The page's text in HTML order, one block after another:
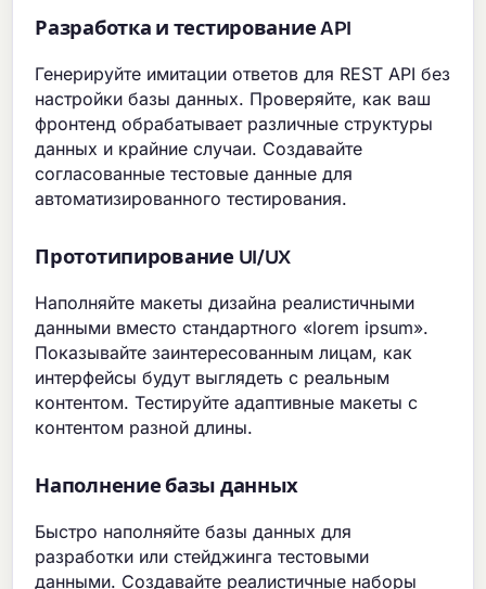
Разработка и тестирование API
Генерируйте имитации ответов для REST API без
настройки базы данных. Проверяйте, как ваш
фронтенд обрабатывает различные структуры
данных и крайние случаи. Создавайте
согласованные тестовые данные для
автоматизированного тестирования.
Прототипирование UI/UX
Наполняйте макеты дизайна реалистичными
данными вместо стандартного «lorem ipsum».
Показывайте заинтересованным лицам, как
интерфейсы будут выглядеть с реальным
контентом. Тестируйте адаптивные макеты с
контентом разной длины.
Наполнение базы данных
Быстро наполняйте базы данных для
разработки или стейджинга тестовыми
данными. Создавайте реалистичные наборы